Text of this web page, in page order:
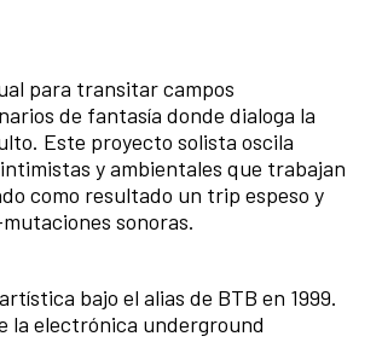
para transitar campos
de fantasía donde dialoga la
Este proyecto solista oscila
y ambientales que trabajan
como resultado un trip espeso y
sonoras.
bajo el alias de BTB en 1999.
la electrónica underground